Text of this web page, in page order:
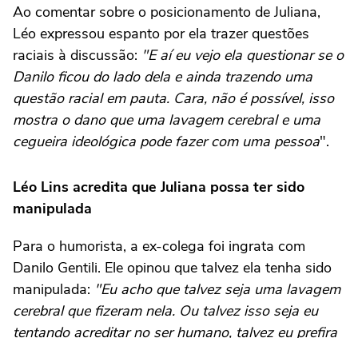
Ao comentar sobre o posicionamento de Juliana,
Léo expressou espanto por ela trazer questões
raciais à discussão: "E aí eu vejo ela questionar se o
Danilo ficou do lado dela e ainda trazendo uma
questão racial em pauta. Cara, não é possível, isso
mostra o dano que uma lavagem cerebral e uma
cegueira ideológica pode fazer com uma pessoa".
Léo Lins acredita que Juliana possa ter sido
manipulada
Para o humorista, a ex-colega foi ingrata com
Danilo Gentili. Ele opinou que talvez ela tenha sido
manipulada: "Eu acho que talvez seja uma lavagem
cerebral que fizeram nela. Ou talvez isso seja eu
tentando acreditar no ser humano, talvez eu prefira